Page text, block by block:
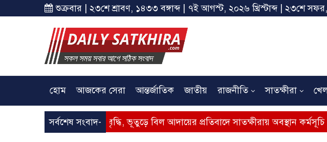
শুক্রবার | ২৩শে শ্রাবণ, ১৪৩৩ বঙ্গাব্দ | ৭ই আগস্ট, ২০২৬ খ্রিস্টাব্দ | ২৩শে
হোম আজকের সেরা আন্তর্জাতিক জাতীয় রাজনীতি সাতক্ষীরা
সর্বশেষ সংবাদ-
– গ্যাসের মূল্যবৃদ্ধি, ভূতুড়ে বিল আদায়ের প্রতিবাদে সাতক্ষীরায় অবস্থান কর্মসূচি